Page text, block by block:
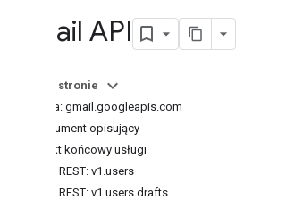
Gmail API
Na tej stronie
Usługa: gmail.googleapis.com
Dokument opisujący
Punkt końcowy usługi
Zasób REST: v1.users
Zasób REST: v1.users.drafts